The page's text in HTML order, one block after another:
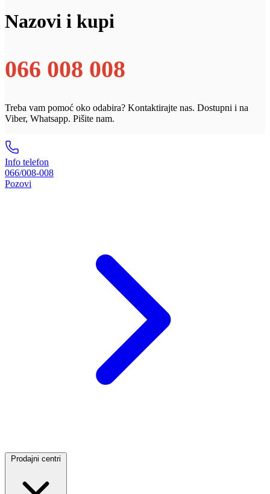
Nazovi i kupi
066 008 008
Treba vam pomoć oko odabira? Kontaktirajte nas. Dostupni i na
Viber, Whatsapp. Pišite nam.
Info telefon
066/008-008
Pozovi
Prodajni centri